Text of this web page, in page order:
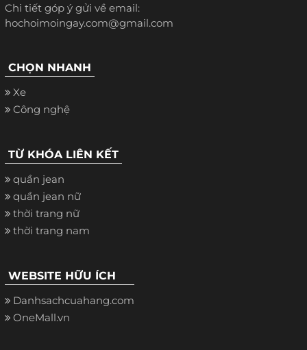
Chi tiết góp ý gửi về email:
hochoimoingay.com@gmail.com
CHỌN NHANH
Xe
Công nghệ
TỪ KHÓA LIÊN KẾT
quần jean
quần jean nữ
thời trang nữ
thời trang nam
WEBSITE HỮU ÍCH
Danhsachcuahang.com
OneMall.vn